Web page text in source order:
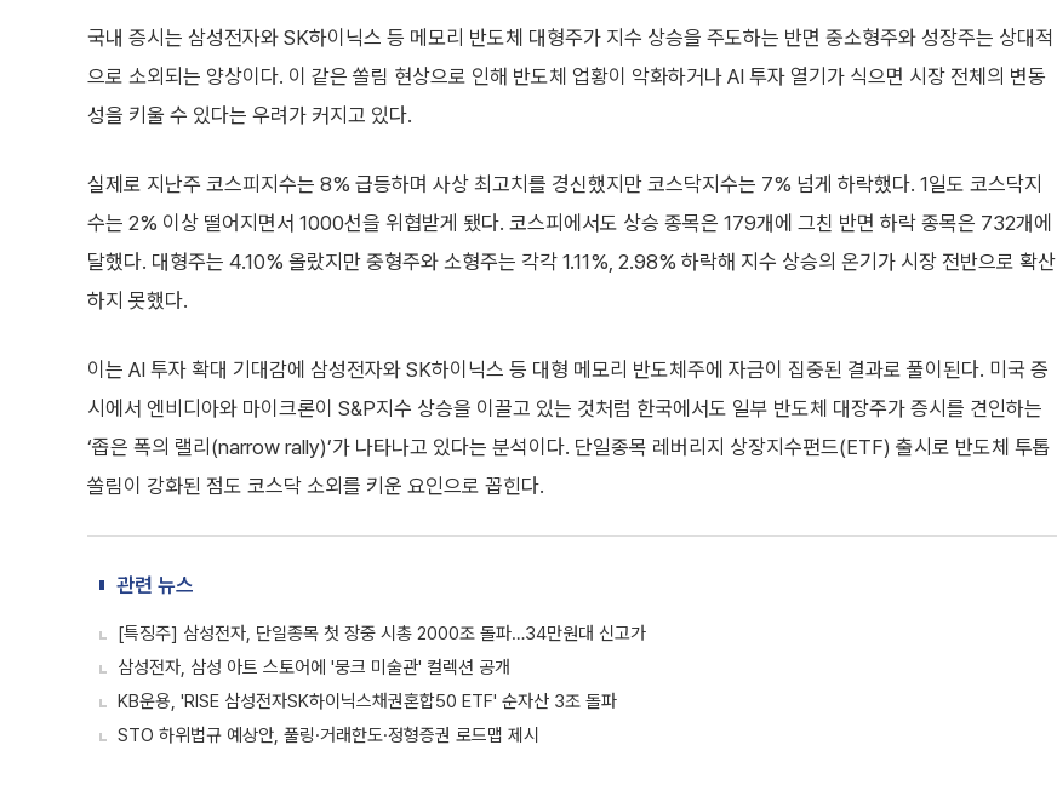
국내 증시는 삼성전자와 SK하이닉스 등 메모리 반도체 대형주가 지수 상승을 주도하는 반면 중소형주와 성장주는 상대적
으로 소외되는 양상이다. 이 같은 쏠림 현상으로 인해 반도체 업황이 악화하거나 AI 투자 열기가 식으면 시장 전체의 변동
성을 키울 수 있다는 우려가 커지고 있다.
실제로 지난주 코스피지수는 8% 급등하며 사상 최고치를 경신했지만 코스닥지수는 7% 넘게 하락했다. 1일도 코스닥지
수는 2% 이상 떨어지면서 1000선을 위협받게 됐다. 코스피에서도 상승 종목은 179개에 그친 반면 하락 종목은 732개에
달했다. 대형주는 4.10% 올랐지만 중형주와 소형주는 각각 1.11%, 2.98% 하락해 지수 상승의 온기가 시장 전반으로 확산
하지 못했다.
이는 AI 투자 확대 기대감에 삼성전자와 SK하이닉스 등 대형 메모리 반도체주에 자금이 집중된 결과로 풀이된다. 미국 증
시에서 엔비디아와 마이크론이 S&P지수 상승을 이끌고 있는 것처럼 한국에서도 일부 반도체 대장주가 증시를 견인하는
‘좁은 폭의 랠리(narrow rally)’가 나타나고 있다는 분석이다. 단일종목 레버리지 상장지수펀드(ETF) 출시로 반도체 투톱
쏠림이 강화된 점도 코스닥 소외를 키운 요인으로 꼽힌다.
관련 뉴스
[특징주] 삼성전자, 단일종목 첫 장중 시총 2000조 돌파…34만원대 신고가
삼성전자, 삼성 아트 스토어에 '뭉크 미술관' 컬렉션 공개
KB운용, 'RISE 삼성전자SK하이닉스채권혼합50 ETF' 순자산 3조 돌파
STO 하위법규 예상안, 풀링·거래한도·정형증권 로드맵 제시